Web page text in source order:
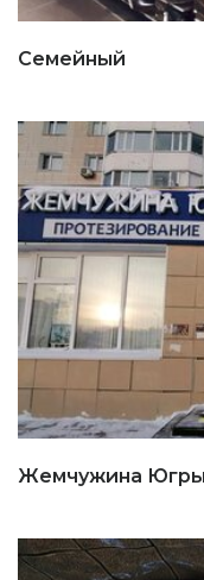
Семейный
Жемчужина Югры